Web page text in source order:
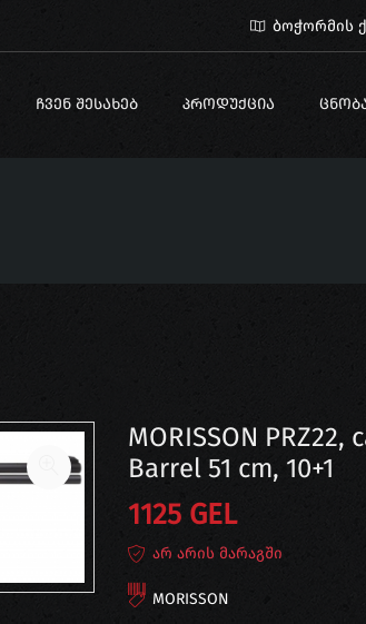
ბოჭორმის
ᲩᲕᲔᲜ ᲨᲔᲡᲐᲮᲔᲑ ᲞᲠᲝᲓᲣᲥᲪᲘᲐ
MORISSON
Barrel 51 cm, 10+1
1125 GEL
არ არის მარაგში
MORISSON